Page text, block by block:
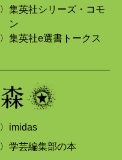
〉集英社シリーズ・コモ
ン
〉集英社e選書トークス
〉imidas
〉学芸編集部の本